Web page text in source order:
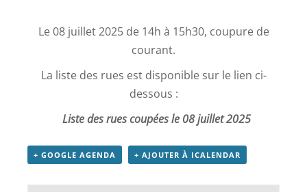
Le 08 juillet 2025 de 14h à 15h30, coupure de
courant.
La liste des rues est disponible sur le lien ci-
dessous :
Liste des rues coupées le 08 juillet 2025
+ GOOGLE AGENDA + AJOUTER À ICALENDAR